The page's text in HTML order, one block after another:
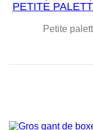
PETITE
Petite